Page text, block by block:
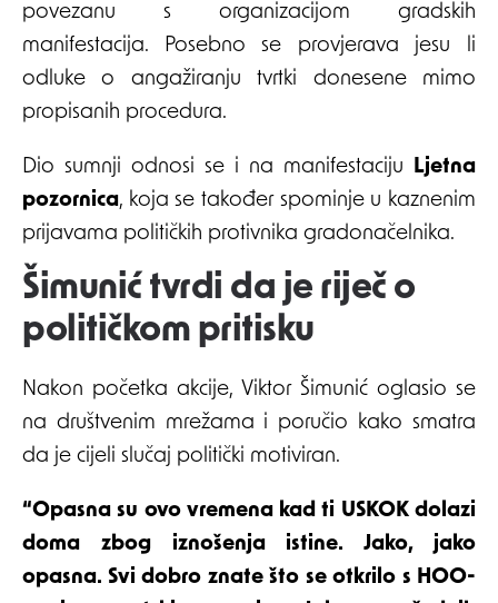
povezanu s organizacijom gradskih
manifestacija. Posebno se provjerava jesu li
odluke o angažiranju tvrtki donesene mimo
propisanih procedura.
Dio sumnji odnosi se i na manifestaciju
Ljetna
pozornica, koja se također spominje u kaznenim
prijavama političkih protivnika gradonačelnika.
Šimunić tvrdi da je riječ o
političkom pritisku
Nakon početka akcije, Viktor Šimunić oglasio se
na društvenim mrežama i poručio kako smatra
da je cijeli slučaj politički motiviran.
“Opasna su ovo vremena kad ti USKOK dolazi
doma zbog iznošenja istine. Jako, jako
opasna. Svi dobro znate što se otkrilo s HOO-